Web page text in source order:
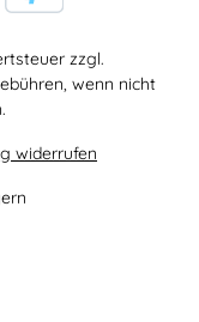
zzgl.
wenn nicht
widerrufen